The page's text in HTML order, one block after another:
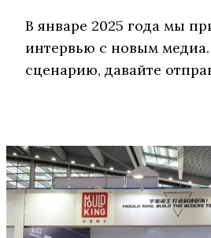
В январе 2025 года мы
интервью с новым
сценарию, давайте